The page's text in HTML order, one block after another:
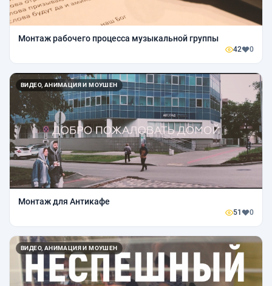
Монтаж рабочего процесса музыкальной группы
42 0
ВИДЕО, АНИМАЦИЯ И МОУШЕН
Монтаж для Антикафе
51 0
ВИДЕО, АНИМАЦИЯ И МОУШЕН